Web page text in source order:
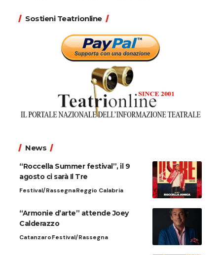
Sostieni Teatrionline
News
“Roccella Summer festival”, il 9
agosto ci sarà Il Tre
Festival/RassegnaReggio Calabria
“Armonie d’arte” attende Joey
Calderazzo
CatanzaroFestival/Rassegna